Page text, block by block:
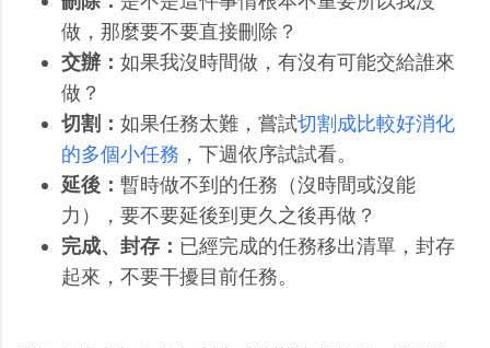
做，那麼要不要直接刪除？
交辦： 如果我沒時間做，有沒有可能交給誰來
做？
切割： 如果任務太難，嘗試切割成比較好消化
的多個小任務 ，下週依序試試看。
延後： 暫時做不到的任務（沒時間或沒能
力），要不要延後到更久之後再做？
完成、封存： 已經完成的任務移出清單，封存
起來，不要干擾目前任務。